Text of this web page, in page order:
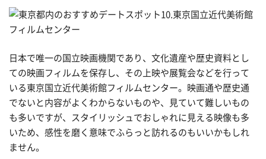
日本で唯一の国立映画機関であり、文化遺産や歴史資料とし
ての映画フィルムを保存し、その上映や展覧会などを行って
いる東京国立近代美術館フィルムセンター。映画通や歴史通
でないと内容がよくわからないものや、見ていて難しいもの
も多いですが、スタイリッシュでおしゃれに見える映像も多
いため、感性を磨く意味でふらっと訪れるのもいいかもしれ
ません。